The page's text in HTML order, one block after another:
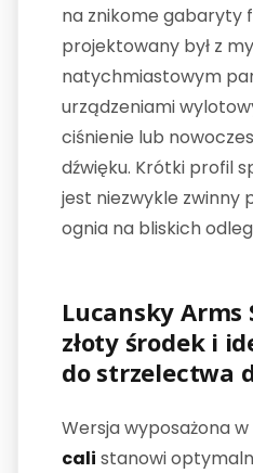
na znikome gabaryty
projektowany był z
natychmiastowym
urządzeniami
ciśnienie lub
dźwięku. Krótki profil
jest niezwykle zwinny
ognia na bliskich
Lucansky Arms
złoty środek i
do strzelectwa
Wersja wyposażona w
cali stanowi